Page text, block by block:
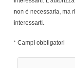
non è necessaria, ma
interessarti.
* Campi obbligatori